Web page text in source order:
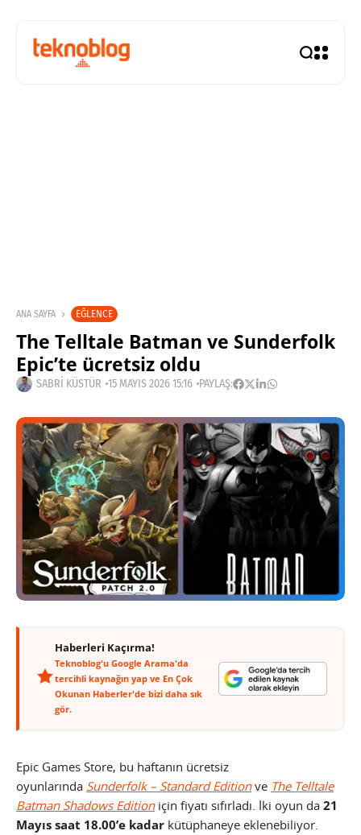
ANA SAYFA EĞLENCE
The Telltale Batman ve Sunderfolk
Epic’te ücretsiz oldu
SABRI KÜSTÜR 15 MAYIS 2026 15:16 PAYLAŞ:
Haberleri Kaçırma!
Teknoblog'u Google Arama'da
tercihli kaynağın yap ve En Çok
Okunan Haberler'de bizi daha sık
gör.
Epic Games Store, bu haftanın ücretsiz
oyunlarında Sunderfolk – Standard Editionve The Telltale
Batman Shadows Editioniçin fiyatı sıfırladı. İki oyun da 21
Mayıs saat 18.00’e kadar kütüphaneye eklenebiliyor.